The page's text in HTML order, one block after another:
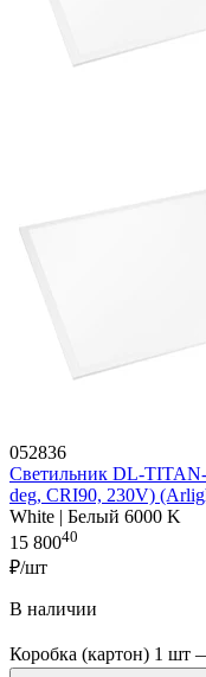
052836
Светильник DL-
deg, CRI90, 230V)
White | Белый 6000 K
15 80040
₽/шт
В наличии
Коробка (картон) 1 шт